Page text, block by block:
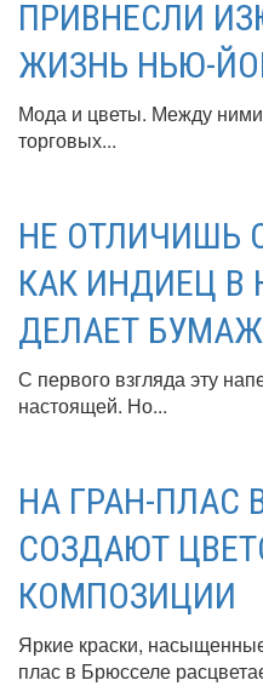
ПРИВНЕСЛИ
ЖИЗНЬ НЬЮ-
Мода и цветы. Между
торговых...
НЕ ОТЛИЧИШЬ
КАК ИНДИЕЦ В
ДЕЛАЕТ
С первого взгляда эту
настоящей. Но...
НА ГРАН-ПЛАС
СОЗДАЮТ
КОМПОЗИЦИИ
Яркие краски,
плас в Брюсселе